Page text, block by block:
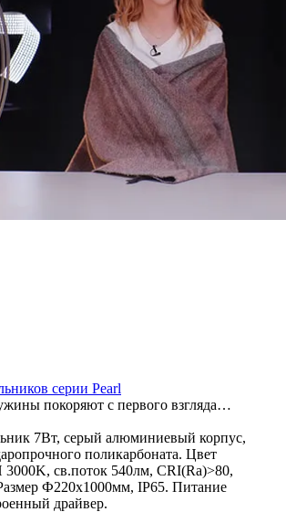
серии Pearl
покоряют с первого взгляда…
7Вт, серый алюминиевый корпус,
поликарбоната. Цвет
св.поток 540лм, CRI(Ra)>80,
Ф220x1000мм, IP65. Питание
драйвер.